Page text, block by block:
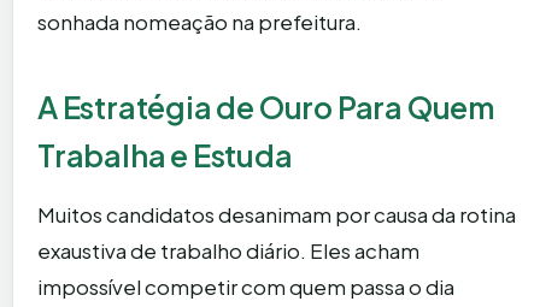
sonhada nomeação na prefeitura.
A Estratégia de Ouro Para Quem
Trabalha e Estuda
Muitos candidatos desanimam por causa da rotina
exaustiva de trabalho diário. Eles acham
impossível competir com quem passa o dia